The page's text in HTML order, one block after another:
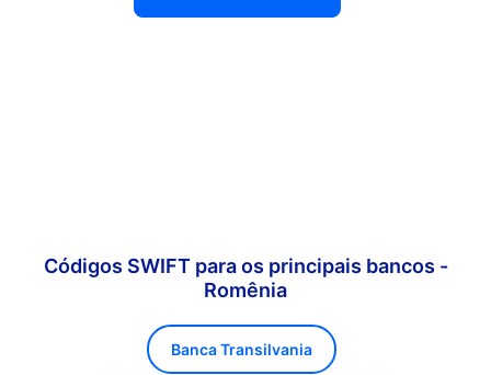
Códigos SWIFT para os principais bancos -
Romênia
Banca Transilvania